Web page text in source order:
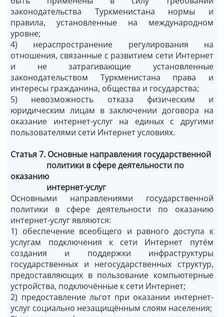
законодательства Туркменистана нормы и
правила, установленные на международном
уровне;
4) нераспространение регулирования на
отношения, связанные с развитием сети Интернет
и не затрагивающие установленные
законодательством Туркменистана права и
интересы гражданина, общества и государства;
5) невозможность отказа физическим и
юридическим лицам в заключении договора на
оказание интернет-услуг на единых с другими
пользователями сети Интернет условиях.
Статья 7. Основные направления государственной
политики в сфере деятельности по
оказанию
интернет-услуг
Основными направлениями государственной
политики в сфере деятельности по оказанию
интернет-услуг являются:
1) обеспечение всеобщего и равного доступа к
услугам подключения к сети Интернет путём
создания и поддержки инфраструктуры
государственных и негосударственных структур,
предоставляющих в пользование компьютерные
устройства, подключённые к сети Интернет;
2) предоставление льгот при оказании интернет-
услуг социально незащищённым слоям населения;